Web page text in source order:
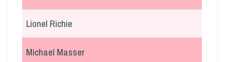
Lionel Richie
Michael Masser